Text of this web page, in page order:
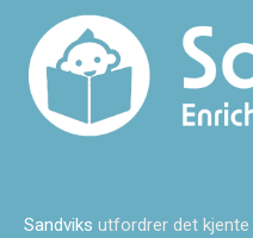
Sandviks utfordrer det kjente